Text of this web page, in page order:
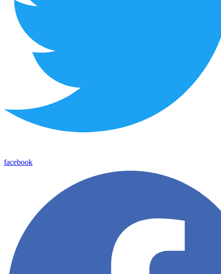
facebook